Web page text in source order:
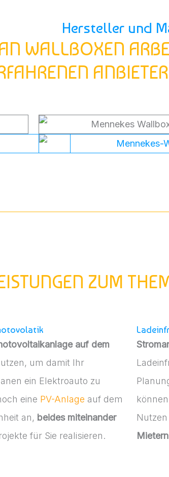
Hersteller und
WALLBOXEN
ZUM
auf dem
um damit Ihr
ein Elektroauto zu
eine PV-Anlage auf dem
an, beides miteinander
für Sie realisieren.